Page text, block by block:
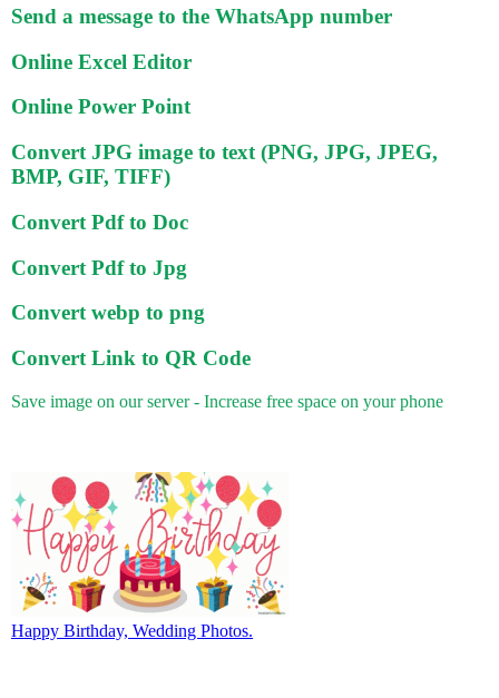
Send a message to the WhatsApp number
Online Excel Editor
Online Power Point
Convert JPG image to text (PNG, JPG, JPEG,
BMP, GIF, TIFF)
Convert Pdf to Doc
Convert Pdf to Jpg
Convert webp to png
Convert Link to QR Code
Save image on our server - Increase free space on your phone
Happy Birthday, Wedding Photos.